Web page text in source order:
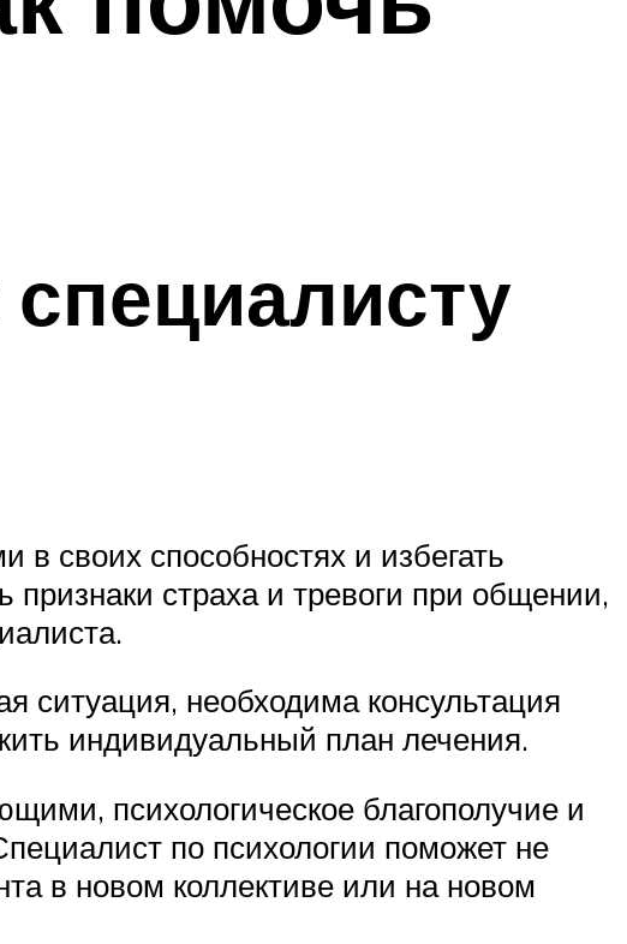
специалисту
в своих способностях и избегать
страха и тревоги при общении,
ситуация, необходима консультация
индивидуальный план лечения.
психологическое благополучие и
по психологии поможет не
в новом коллективе или на новом